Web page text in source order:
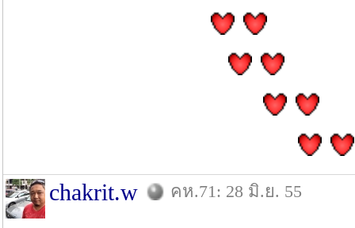
chakrit.w คห.71: 28 มิ.ย. 55